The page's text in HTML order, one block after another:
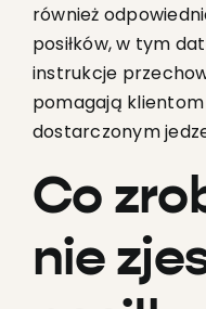
również
posiłków, w tym
instrukcje
pomagają
dostarczonym
Co
nie